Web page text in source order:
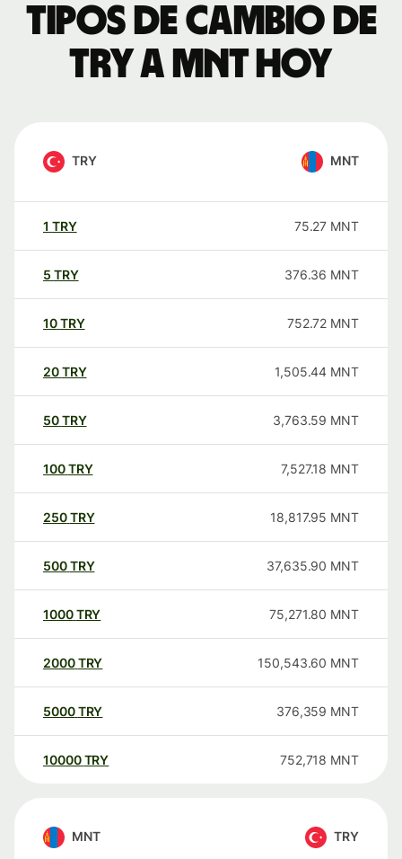
Tipos de cambio de
TRY a MNT hoy
TRY MNT
1 TRY 75.27 MNT
5 TRY 376.36 MNT
10TRY 752.72 MNT
20TRY 1,505.44 MNT
50TRY 3,763.59 MNT
100TRY 7,527.18 MNT
250TRY 18,817.95 MNT
500TRY 37,635.90 MNT
1000TRY 75,271.80 MNT
2000TRY 150,543.60 MNT
5000TRY 376,359 MNT
10000 TRY 752,718 MNT
MNT TRY